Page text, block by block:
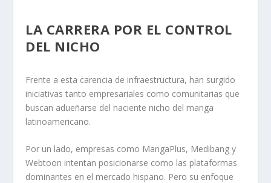
LA CARRERA POR EL CONTROL
DEL NICHO
Frente a esta carencia de infraestructura, han surgido
iniciativas tanto empresariales como comunitarias que
buscan adueñarse del naciente nicho del manga
latinoamericano.
Por un lado, empresas como MangaPlus, Medibang y
Webtoon intentan posicionarse como las plataformas
dominantes en el mercado hispano. Pero su enfoque